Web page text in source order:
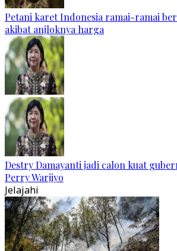
Petani karet Indonesia ramai-ramai
akibat anjloknya harga
Destry Damayanti jadi calon kuat
Perry Warjiyo
Jelajahi